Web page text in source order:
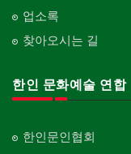
업소록
찾아오시는 길
한인 문화예술 연합
한인문인협회